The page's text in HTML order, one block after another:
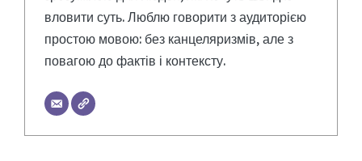
вловити суть. Люблю говорити з аудиторією
простою мовою: без канцеляризмів, але з
повагою до фактів і контексту.